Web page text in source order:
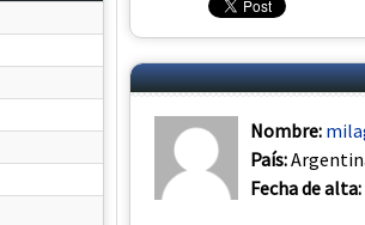
Nombre:
País:
Fecha de alta: